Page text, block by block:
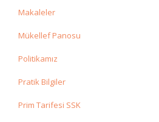
Makaleler
Mükellef Panosu
Politikamız
Pratik Bilgiler
Prim Tarifesi SSK